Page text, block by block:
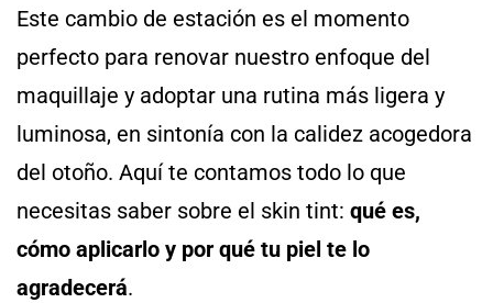
Este cambio de estación es el momento
perfecto para renovar nuestro enfoque del
maquillaje y adoptar una rutina más ligera y
luminosa, en sintonía con la calidez acogedora
del otoño. Aquí te contamos todo lo que
necesitas saber sobre el skin tint: qué es,
cómo aplicarlo y por qué tu piel te lo
agradecerá.